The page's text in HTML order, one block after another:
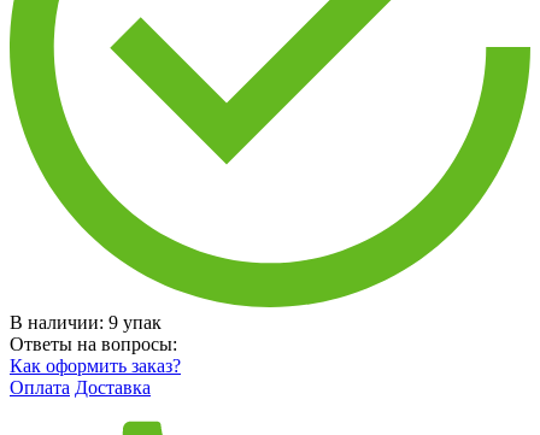
В наличии: 9 упак
Ответы на вопросы:
Как оформить заказ?
Оплата Доставка